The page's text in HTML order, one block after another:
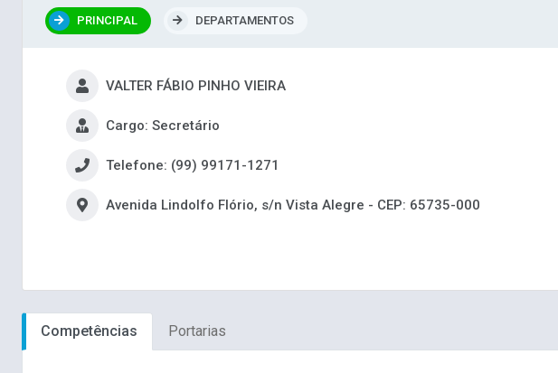
PRINCIPAL DEPARTAMENTOS
VALTER FÁBIO PINHO VIEIRA
Cargo: Secretário
Telefone: (99) 99171-1271
Avenida Lindolfo Flório, s/n Vista Alegre - CEP: 65735-000
Competências Portarias